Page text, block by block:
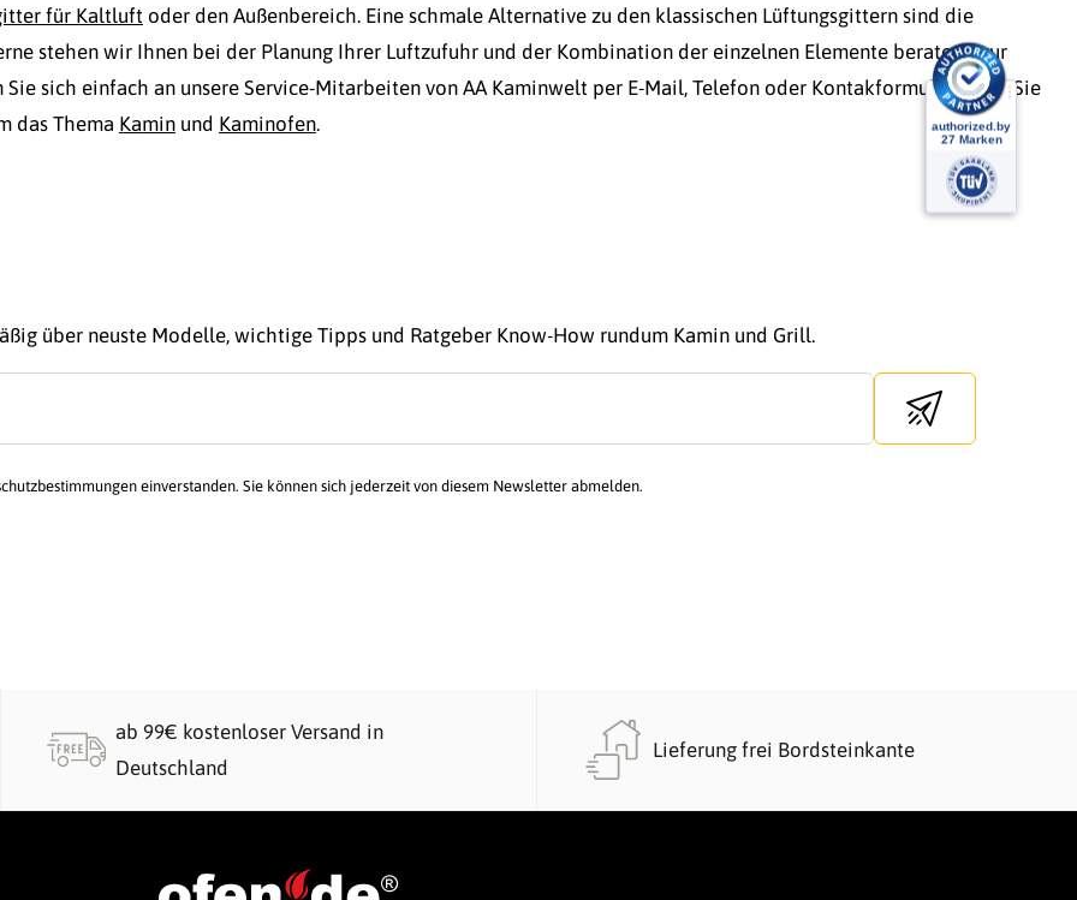
für Kaltluft oder den Außenbereich. Eine schmale Alternative zu den klassischen Lüftungsgittern sind die
stehen wir Ihnen bei der Planung Ihrer Luftzufuhr und der Kombination der einzelnen Elemente beratend zur
Sie sich einfach an unsere Service-Mitarbeiten von AA Kaminwelt per E-Mail, Telefon oder Kontakformular, wenn Sie
das Thema Kamin und Kaminofen.
über neuste Modelle, wichtige Tipps und Ratgeber Know-How rundum Kamin und Grill.
Send newsletter
einverstanden. Sie können sich jederzeit von diesem Newsletter abmelden.
ab 99€ kostenloser Versand in
Deutschland
Lieferung frei Bordsteinkante